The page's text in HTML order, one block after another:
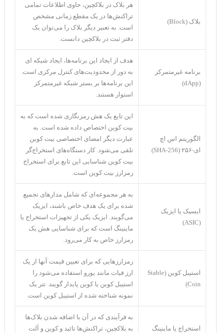
بلاک (Block)
هر بلاک در بلاکچین، حاوی اطلاعات تمامی
تراکنش‌ها در یک مقطع زمانی مشخص
است. به تعبیر دیگر بلاک را می‌توان یک
دفتر ثبت در بلاکچین دانست.
برنامه غیرمتمرکز
(dApp)
هدف از ایجاد این برنامه‌ها، ایجاد شبکه ای
به دور از محدودیت‌های کنترل مرکزی است.
این برنامه‌ها بر بستر شبکه غیرمتمرکز
استوار هستند.
الگوریتم اس اچ
ای-۲۵۶ (SHA-256)
این تابع یک هش رمزنگاری شده است که به
بیت کوین اختصاص داده شده است. به
عبارت دیگر امضای اختصاصی بیت کوین
تلقی می‌شود. کار دستگاه‌های استخراج‌گر
بیت کوین شناسایی این تابع برای استخراج
رمزارز بیت کوین است.
ایسیک یا ایزیک
(ASIC)
به هر مجموعه‌ای که شامل مدار‌های تجمیع
شده برای یک هدف خاص باشند، ایزیک
می‌گویند. ایزیک یکی از تجهیزات استخراج یا
ماینینگ است که برای شناسایی هش یک
رمزارز خاص به کار می‌رود.
استیبل کوین (Stable
Coin)
رمزارزهایی که برای تعیین قیمت آنها از یک
ارز فیات مانند یورو استفاده می‌شود را
استیبل کوین یا کوین پایدار گویند. تتر یک
نمونه شناخته شده از استیبل کوین است.
استخراج یا ماینینگ
به فرآیندی که در آن با اضافه شدن بلاک‌ها
به بلاکچین، تراکنش‌ها تائید و کوین و آلت